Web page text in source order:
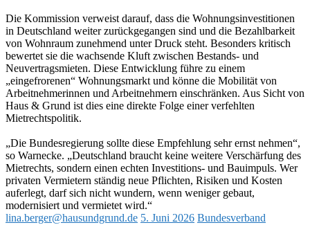
Die Kommission verweist darauf, dass die Wohnungsinvestitionen
in Deutschland weiter zurückgegangen sind und die Bezahlbarkeit
von Wohnraum zunehmend unter Druck steht. Besonders kritisch
bewertet sie die wachsende Kluft zwischen Bestands- und
Neuvertragsmieten. Diese Entwicklung führe zu einem
„eingefrorenen“ Wohnungsmarkt und könne die Mobilität von
Arbeitnehmerinnen und Arbeitnehmern einschränken. Aus Sicht von
Haus & Grund ist dies eine direkte Folge einer verfehlten
Mietrechtspolitik.
„Die Bundesregierung sollte diese Empfehlung sehr ernst nehmen“,
so Warnecke. „Deutschland braucht keine weitere Verschärfung des
Mietrechts, sondern einen echten Investitions- und Bauimpuls. Wer
privaten Vermietern ständig neue Pflichten, Risiken und Kosten
auferlegt, darf sich nicht wundern, wenn weniger gebaut,
modernisiert und vermietet wird.“
lina.berger@hausundgrund.de 5. Juni 2026 Bundesverband